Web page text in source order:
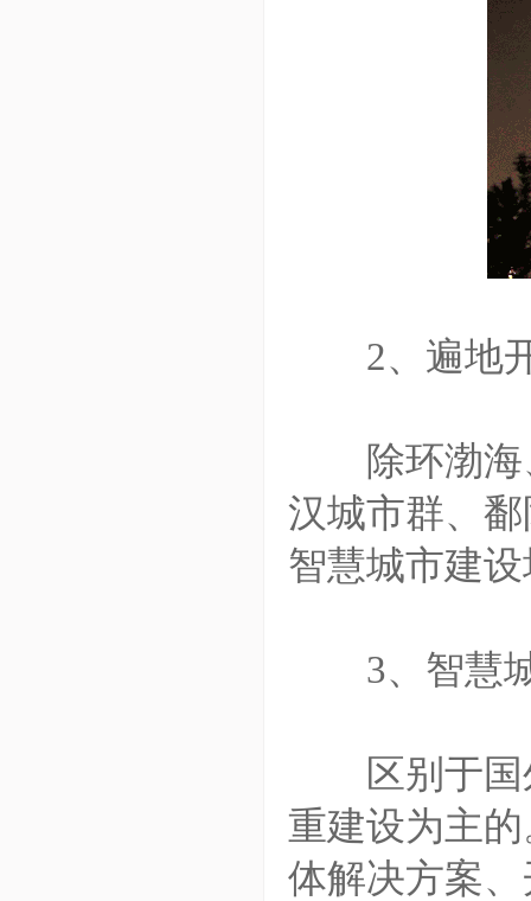
2、遍地开
除环渤海、
汉城市群、
智慧城市建
3、智慧城
区别于国外
重建设为主
体解决方案